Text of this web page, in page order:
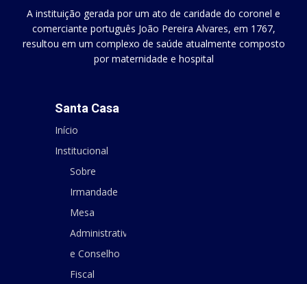
A instituição gerada por um ato de caridade do coronel e
comerciante português João Pereira Alvares, em 1767,
resultou em um complexo de saúde atualmente composto
por maternidade e hospital
Santa Casa
Início
Institucional
Sobre
Irmandade
Mesa
Administrativa
e Conselho
Fiscal